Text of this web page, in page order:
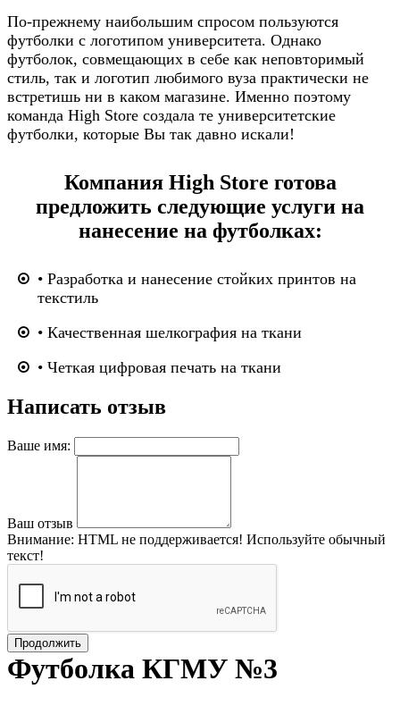
По-прежнему наибольшим спросом пользуются
футболки с логотипом университета. Однако
футболок, совмещающих в себе как неповторимый
стиль, так и логотип любимого вуза практически не
встретишь ни в каком магазине. Именно поэтому
команда High Store создала те университетские
футболки, которые Вы так давно искали!
Компания High Store готова
предложить следующие услуги на
нанесение на футболках:
• Разработка и нанесение стойких принтов на
текстиль
• Качественная шелкография на ткани
• Четкая цифровая печать на ткани
Написать отзыв
Ваше имя:
Ваш отзыв
Внимание: HTML не поддерживается! Используйте обычный
текст!
Продолжить
Футболка КГМУ №3